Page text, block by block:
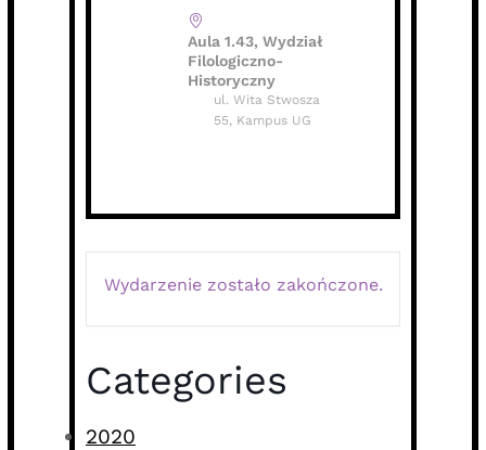
Aula 1.43, Wydział
Filologiczno-
Historyczny
ul. Wita Stwosza
55, Kampus UG
Wydarzenie zostało zakończone.
Categories
2020